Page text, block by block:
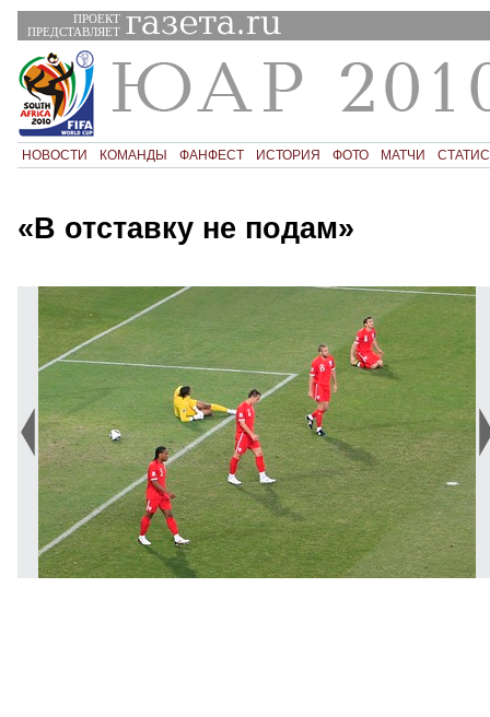
ПРОЕКТ
ПРЕДСТАВЛЯЕТ
НОВОСТИ КОМАНДЫ ФАНФЕСТ ИСТОРИЯ ФОТО МАТЧИ
«В отставку не подам»